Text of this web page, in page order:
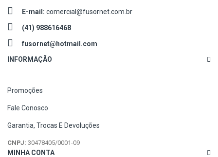
E-mail: comercial@fusornet.com.br
(41) 988616468
fusornet@hotmail.com
INFORMAÇÃO
Promoções
Fale Conosco
Garantia, Trocas E Devoluções
CNPJ: 30478405/0001-09
MINHA CONTA